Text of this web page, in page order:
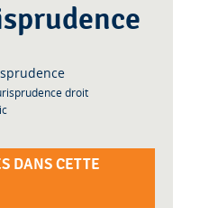
droit
DANS CETTE